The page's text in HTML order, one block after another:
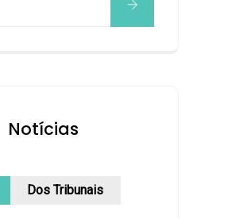
Notícias
Dos Tribunais